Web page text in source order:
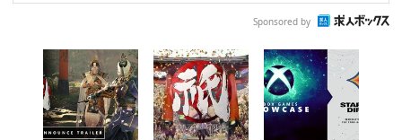
Sponsored by